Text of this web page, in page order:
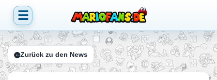
☰
Zurück zu den News